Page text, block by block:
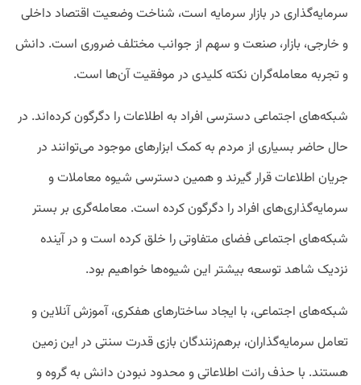
سرمایه‌گذاری در بازار سرمایه است، شناخت وضعیت اقتصاد داخلی
و خارجی، بازار، صنعت و سهم از جوانب مختلف ضروری است. دانش
و تجربه معامله‌گران نکته کلیدی در موفقیت آن‌ها است.
شبکه‌های اجتماعی دسترسی افراد به اطلاعات را دگرگون کرده‌اند. در
حال حاضر بسیاری از مردم به کمک ابزارهای موجود می‌توانند در
جریان اطلاعات قرار گیرند و همین دسترسی شیوه معاملات و
سرمایه‌گذاری‌های افراد را دگرگون کرده است. معامله‌گری بر بستر
شبکه‌های اجتماعی فضای متفاوتی را خلق کرده است و در آینده
نزدیک شاهد توسعه بیشتر این شیوه‌ها خواهیم بود.
شبکه‌های اجتماعی، با ایجاد ساختارهای هفکری، آموزش آنلاین و
تعامل سرمایه‌گذاران، برهم‌زنندگان بازی قدرت سنتی در این زمین
هستند. با حذف رانت اطلاعاتی و محدود نبودن دانش به گروه و